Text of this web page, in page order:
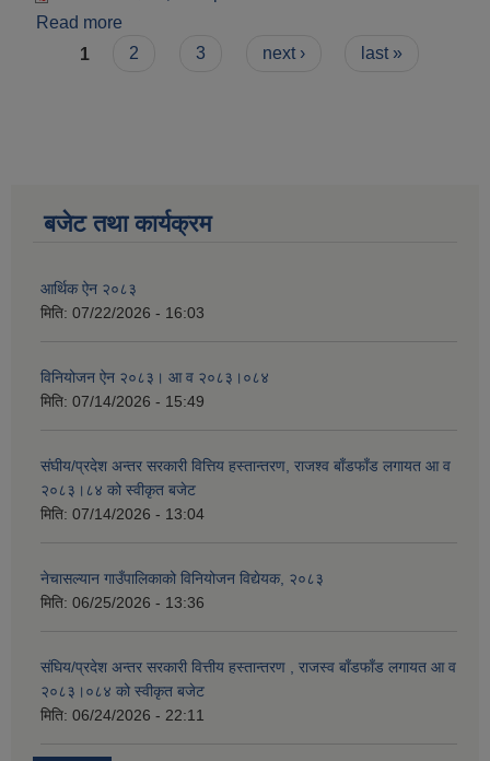
Read more
Pages
1 2 3 next › last »
बजेट तथा कार्यक्रम
आर्थिक ऐन २०८३
मिति: 07/22/2026 - 16:03
विनियोजन ऐन २०८३। आ व २०८३।०८४
मिति: 07/14/2026 - 15:49
संघीय/प्रदेश अन्तर सरकारी वित्तिय हस्तान्तरण, राजश्व बाँडफाँड लगायत आ व
२०८३।८४ को स्वीकृत बजेट
मिति: 07/14/2026 - 13:04
नेचासल्यान गाउँपालिकाको विनियोजन विद्येयक, २०८३
मिति: 06/25/2026 - 13:36
संघिय/प्रदेश अन्तर सरकारी वित्तीय हस्तान्तरण , राजस्व बाँडफाँड लगायत आ व
२०८३।०८४ को स्वीकृत बजेट
मिति: 06/24/2026 - 22:11